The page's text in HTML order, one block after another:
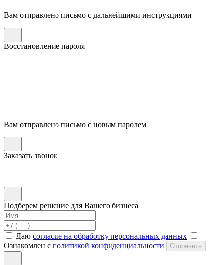
Вам отправлено письмо с дальнейшими инструкциями
Восстановление пароля
Вам отправлено письмо с новым паролем
Заказать звонок
Подберем решение для Вашего бизнеса
Даю согласие на обработку персональных данных
Ознакомлен с политикой конфиденциальности Отправить